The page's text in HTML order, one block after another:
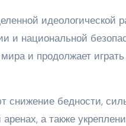
идеологической
и национальной
и продолжает
бедности,
а также